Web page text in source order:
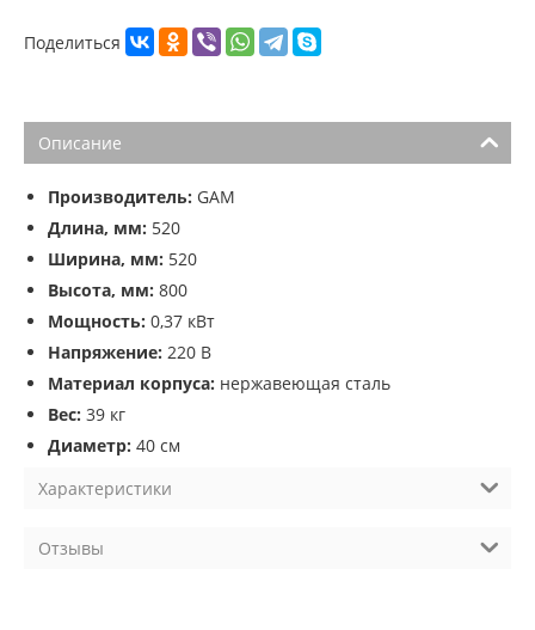
Поделиться
Описание
Производитель: GAM
Длина, мм: 520
Ширина, мм: 520
Высота, мм: 800
Мощность: 0,37 кВт
Напряжение: 220 В
Материал корпуса: нержавеющая сталь
Вес: 39 кг
Диаметр: 40 см
Характеристики
Отзывы